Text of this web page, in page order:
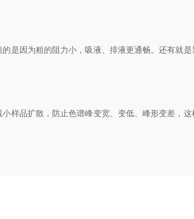
是因为粗的阻力小，吸液、排液更通畅。还有就是
样品扩散，防止色谱峰变宽、变低、峰形变差，这